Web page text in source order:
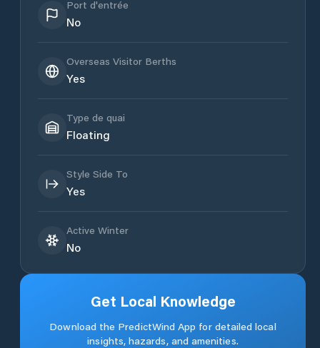
Port d'entrée
No
Overseas Visitor Berths
Yes
Type de quai
Floating
Style Side To
Yes
Active Winter
No
Get Local Knowledge
Download the PredictWind App for detailed local
insights, hazards, and amenities.